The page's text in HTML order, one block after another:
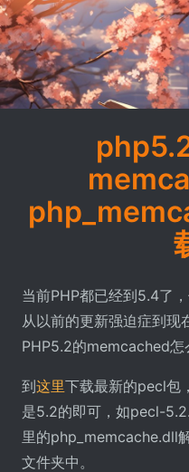
当前PHP都已经到5.4了
从以前的更新强迫症到现
PHP5.2的memcached怎
到这里下载最新的pecl包
是5.2的即可，如pecl-
里的php_memcache.dll
文件夹中。